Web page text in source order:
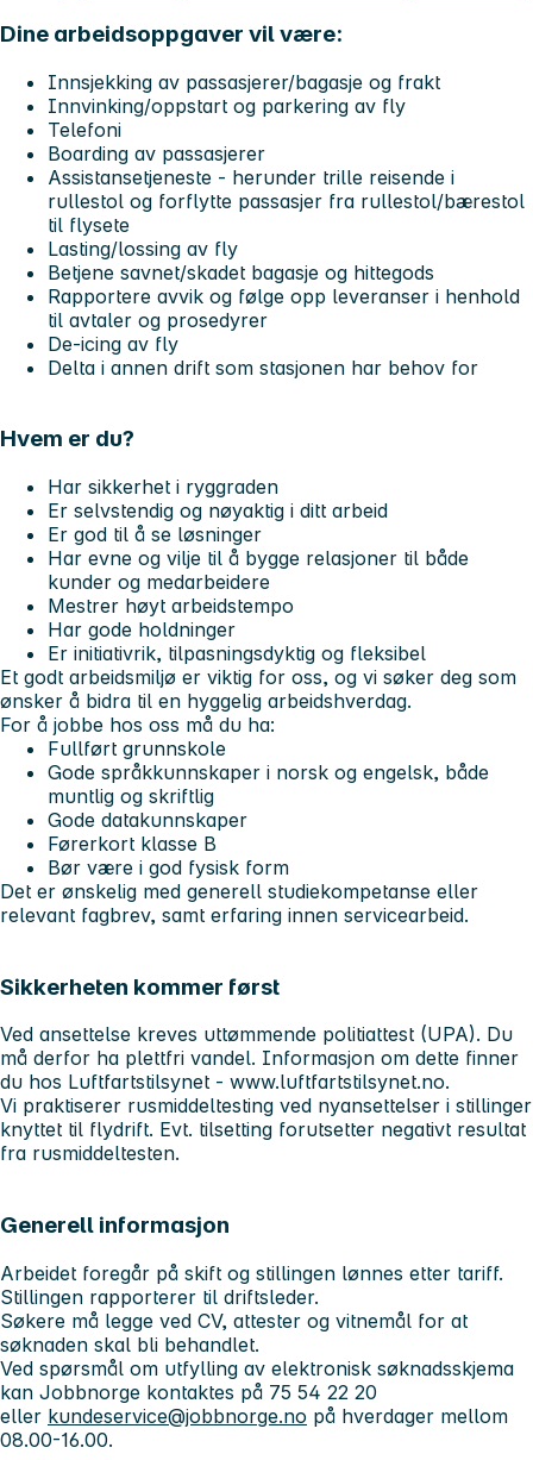
Dine arbeidsoppgaver vil være:
Innsjekking av passasjerer/bagasje og frakt
Innvinking/oppstart og parkering av fly
Telefoni
Boarding av passasjerer
Assistansetjeneste - herunder trille reisende i
rullestol og forflytte passasjer fra rullestol/bærestol
til flysete
Lasting/lossing av fly
Betjene savnet/skadet bagasje og hittegods
Rapportere avvik og følge opp leveranser i henhold
til avtaler og prosedyrer
De-icing av fly
Delta i annen drift som stasjonen har behov for
Hvem er du?
Har sikkerhet i ryggraden
Er selvstendig og nøyaktig i ditt arbeid
Er god til å se løsninger
Har evne og vilje til å bygge relasjoner til både
kunder og medarbeidere
Mestrer høyt arbeidstempo
Har gode holdninger
Er initiativrik, tilpasningsdyktig og fleksibel
Et godt arbeidsmiljø er viktig for oss, og vi søker deg som
ønsker å bidra til en hyggelig arbeidshverdag.
For å jobbe hos oss må du ha:
Fullført grunnskole
Gode språkkunnskaper i norsk og engelsk, både
muntlig og skriftlig
Gode datakunnskaper
Førerkort klasse B
Bør være i god fysisk form
Det er ønskelig med generell studiekompetanse eller
relevant fagbrev, samt erfaring innen servicearbeid.
Sikkerheten kommer først
Ved ansettelse kreves uttømmende politiattest (UPA). Du
må derfor ha plettfri vandel. Informasjon om dette finner
du hos Luftfartstilsynet - www.luftfartstilsynet.no.
Vi praktiserer rusmiddeltesting ved nyansettelser i stillinger
knyttet til flydrift. Evt. tilsetting forutsetter negativt resultat
fra rusmiddeltesten.
Generell informasjon
Arbeidet foregår på skift og stillingen lønnes etter tariff.
Stillingen rapporterer til driftsleder.
Søkere må legge ved CV, attester og vitnemål for at
søknaden skal bli behandlet.
Ved spørsmål om utfylling av elektronisk søknadsskjema
kan Jobbnorge kontaktes på 75 54 22 20
eller kundeservice@jobbnorge.no på hverdager mellom
08.00-16.00.